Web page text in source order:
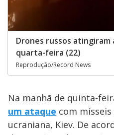
Drones russos atingiram
quarta-feira (22)
Reprodução/Record News
Na manhã de quinta-
um ataque com
ucraniana, Kiev. De